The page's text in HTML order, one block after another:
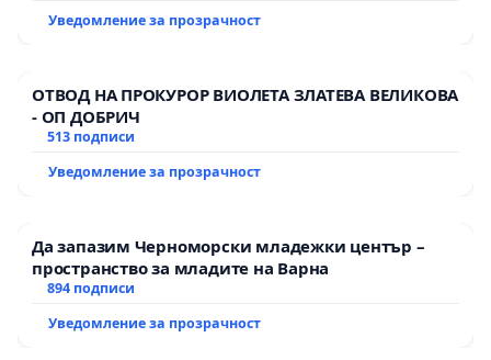
Уведомление за прозрачност
ОТВОД НА ПРОКУРОР ВИОЛЕТА ЗЛАТЕВА ВЕЛИКОВА
- ОП ДОБРИЧ
513 подписи
Уведомление за прозрачност
Да запазим Черноморски младежки център –
пространство за младите на Варна
894 подписи
Уведомление за прозрачност